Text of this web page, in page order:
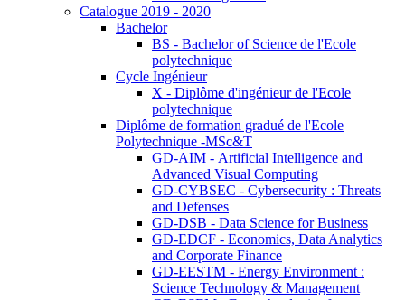
Catalogue 2019 - 2020
Bachelor
BS - Bachelor of Science de l'Ecole
polytechnique
Cycle Ingénieur
X - Diplôme d'ingénieur de l'Ecole
polytechnique
Diplôme de formation gradué de l'Ecole
Polytechnique -MSc&T
GD-AIM - Artificial Intelligence and
Advanced Visual Computing
GD-CYBSEC - Cybersecurity : Threats
and Defenses
GD-DSB - Data Science for Business
GD-EDCF - Economics, Data Analytics
and Corporate Finance
GD-EESTM - Energy Environment :
Science Technology & Management